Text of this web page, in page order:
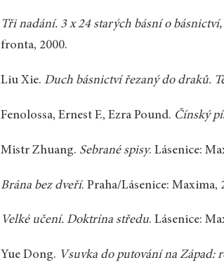
Tři nadání. 3 x 24 starých básní o
fronta, 2000.
Liu Xie.Duch básnictví řezaný do draků.
Fenolossa, Ernest F., Ezra Pound. Čínský
Mistr Zhuang. Sebrané spisy. Lásenice:
Brána bez dveří. Praha/Lásenice: Maxima,
Velké učení. Doktrína středu. Lásenice:
Yue Dong. Vsuvka do putování na Západ: